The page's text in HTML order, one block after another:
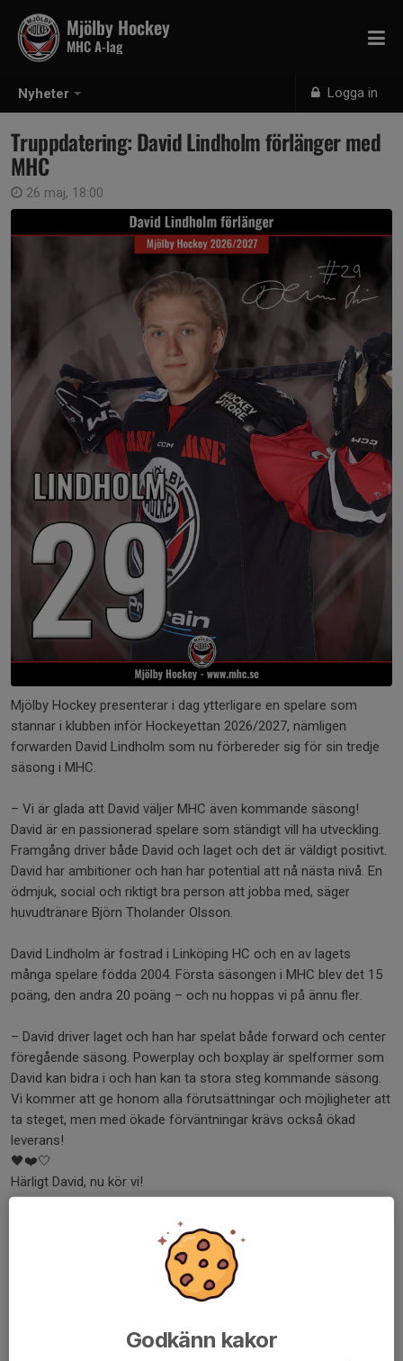
Nyheter Logga in
Mjölby Hockey
MHC A-lag
Truppdatering: David Lindholm förlänger med
MHC
26 maj, 18:00
Mjölby Hockey presenterar i dag ytterligare en spelare som
stannar i klubben inför Hockeyettan 2026/2027, nämligen
forwarden David Lindholm som nu förbereder sig för sin tredje
säsong i MHC.
– Vi är glada att David väljer MHC även kommande säsong!
David är en passionerad spelare som ständigt vill ha utveckling.
Framgång driver både David och laget och det är väldigt positivt.
David har ambitioner och han har potential att nå nästa nivå. En
ödmjuk, social och riktigt bra person att jobba med, säger
huvudtränare Björn Tholander Olsson.
David Lindholm är fostrad i Linköping HC och en av lagets
många spelare födda 2004. Första säsongen i MHC blev det 15
poäng, den andra 20 poäng – och nu hoppas vi på ännu fler.
– David driver laget och han har spelat både forward och center
föregående säsong. Powerplay och boxplay är spelformer som
David kan bidra i och han kan ta stora steg kommande säsong.
Vi kommer att ge honom alla förutsättningar och möjligheter att
ta steget, men med ökade förväntningar krävs också ökad
leverans!
🖤❤️🤍
Härligt David, nu kör vi!
Tillsammans är vi Mjölby Hockey.
Tidigare nyheter
Godkänn kakor